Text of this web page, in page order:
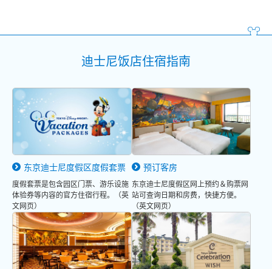
迪士尼饭店住宿指南
东京迪士尼度假区度假套票
度假套票是包含园区门票、游乐设施
体验券等内容的官方住宿行程。（英
文网页）
预订客房
东京迪士尼度假区网上预约＆购票网
站可查询日期和房费，快捷方便。
（英文网页）